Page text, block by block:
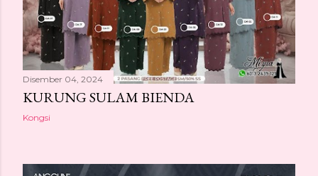
Disember 04, 2024
KURUNG SULAM BIENDA
Kongsi